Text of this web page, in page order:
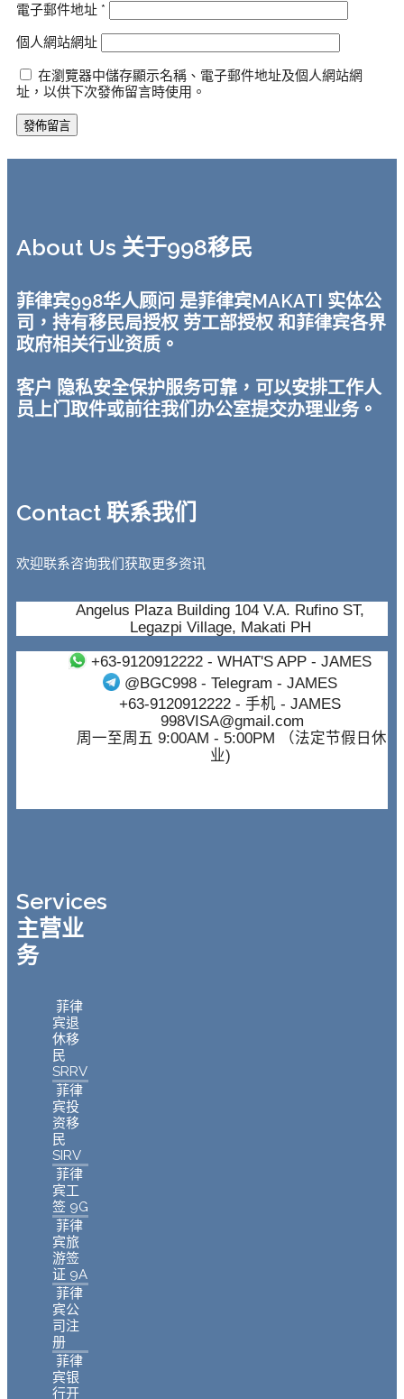
電子郵件地址 *
個人網站網址
在瀏覽器中儲存顯示名稱、電子郵件地址及個人網站網
址，以供下次發佈留言時使用。
About Us 关于998移民
菲律宾998华人顾问 是菲律宾MAKATI 实体公
司，持有移民局授权 劳工部授权 和菲律宾各界
政府相关行业资质。
客户 隐私安全保护服务可靠，可以安排工作人
员上门取件或前往我们办公室提交办理业务。
Contact 联系我们
欢迎联系咨询我们获取更多资讯
Angelus Plaza Building 104 V.A. Rufino ST,
Legazpi Village, Makati PH
+63-9120912222- WHAT'S APP - JAMES
@BGC998 - Telegram - JAMES
+63-9120912222- 手机 - JAMES
998VISA@gmail.com
周一至周五 9:00AM - 5:00PM （法定节假日休
业)
Services
主营业
务
菲律
宾退
休移
民
SRRV
菲律
宾投
资移
民
SIRV
菲律
宾工
签 9G
菲律
宾旅
游签
证 9A
菲律
宾公
司注
册
菲律
宾银
行开